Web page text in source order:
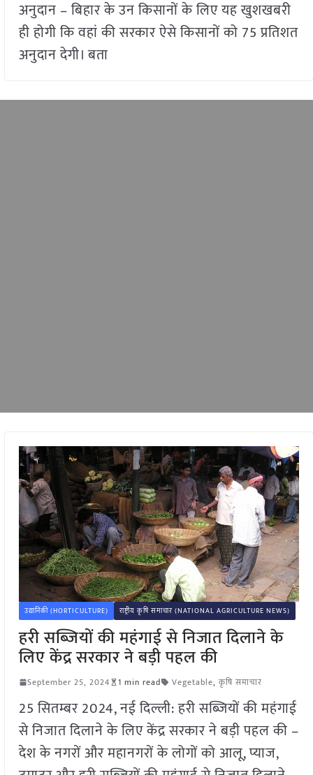
अनुदान – बिहार के उन किसानों के लिए यह खुशखबरी
ही होगी कि वहां की सरकार ऐसे किसानों को 75 प्रतिशत
अनुदान देगी। बता
उद्यानिकी (HORTICULTURE) राष्ट्रीय कृषि समाचार (NATIONAL AGRICULTURE NEWS)
हरी सब्जियों की महंगाई से निजात दिलाने के
लिए केंद्र सरकार ने बड़ी पहल की
September 25, 2024 1 min read Vegetable, कृषि समाचार
25 सितम्बर 2024, नई दिल्ली: हरी सब्जियों की महंगाई
से निजात दिलाने के लिए केंद्र सरकार ने बड़ी पहल की –
देश के नगरों और महानगरों के लोगों को आलू, प्याज,